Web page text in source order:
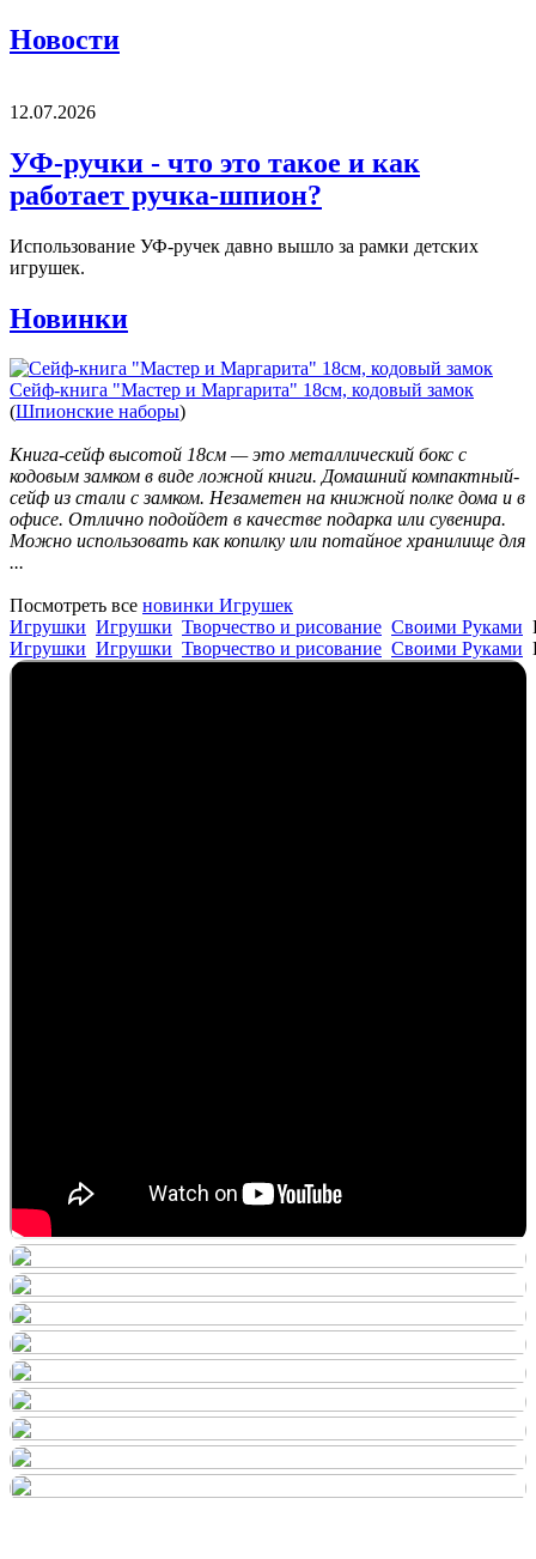
Новости
12.07.2026
УФ-ручки - что это такое и как
работает ручка-шпион?
Использование УФ-ручек давно вышло за рамки детских
игрушек.
Новинки
Сейф-книга "Мастер и Маргарита" 18см, кодовый замок
(Шпионские наборы)
Книга-сейф высотой 18см — это металлический бокс с
кодовым замком в виде ложной книги. Домашний компактный-
сейф из стали с замком. Незаметен на книжной полке дома и в
офисе. Отлично подойдет в качестве подарка или сувенира.
Можно использовать как копилку или потайное хранилище для
...
Посмотреть все новинки Игрушек
Игрушки Игрушки Творчество и рисование Своими Руками
Игрушки Игрушки Творчество и рисование Своими Руками